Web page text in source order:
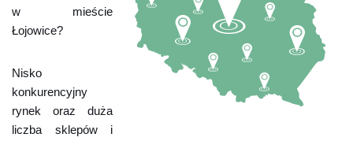
w mieście
Łojowice?
Nisko
konkurencyjny
rynek oraz duża
liczba sklepów i